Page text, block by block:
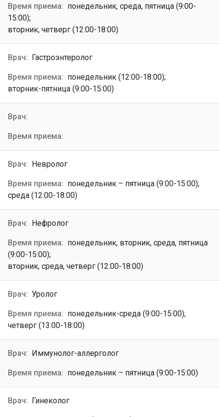
понедельник, среда, пятница (9:00-
15:00);
вторник, четверг (12:00-18:00)
Гастроэнтеролог
понедельник (12:00-18:00);
вторник-пятница (9:00-15:00)
Невролог
понедельник – пятница (9:00-15:00);
среда (12:00-18:00)
Нефролог
понедельник, вторник, среда, пятница
(9:00-15:00);
вторник, среда, четверг (12:00-18:00)
Уролог
понедельник-среда (9:00-15:00);
четверг (13:00-18:00)
Иммунолог-аллерголог
понедельник – пятница (9:00-15:00)
Гинеколог